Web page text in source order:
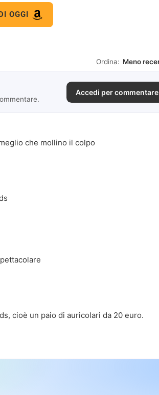
OGGI
Ordina:
Accedi per commentare
che mollino il colpo
cioè un paio di auricolari da 20 euro.